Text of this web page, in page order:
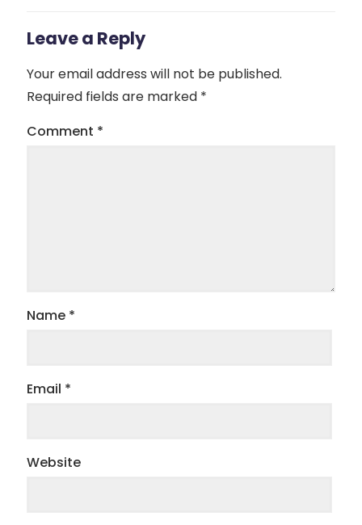
Leave a Reply
Your email address will not be published.
Required fields are marked *
Comment *
Name *
Email *
Website